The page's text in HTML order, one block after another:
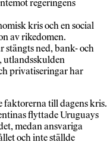
regeringens
kris och en social
av rikedomen.
ned, bank- och
utlandsskulden
privatiseringar har
faktorerna till dagens kris.
flyttade Uruguays
medan ansvariga
och inte ställde